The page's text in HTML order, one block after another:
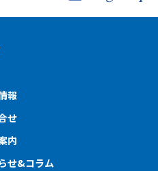
報
せ
内
せ&コラム